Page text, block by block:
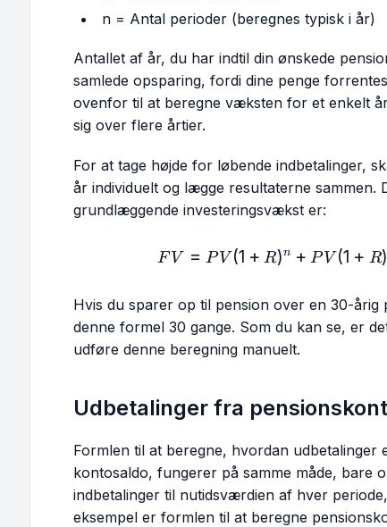
n = Antal perioder (beregnes typisk i år)
Antallet af år, du har indtil din ønskede
samlede opsparing, fordi dine penge
ovenfor til at beregne væksten for et enkelt
sig over flere årtier.
For at tage højde for løbende indbetalinger,
år individuelt og lægge resultaterne sammen.
grundlæggende investeringsvækst er:
FV
F V = PV (1 + R)n + PV (1 + R)
Hvis du sparer op til pension over en 30-
denne formel 30 gange. Som du kan se, er
udføre denne beregning manuelt.
Udbetalinger fra
Formlen til at beregne, hvordan udbetalinger
kontosaldo, fungerer på samme måde, bare
indbetalinger til nutidsværdien af hver
eksempel er formlen til at beregne